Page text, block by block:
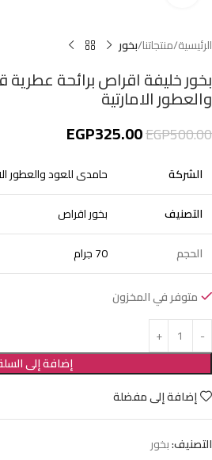
الرئيسية منتجاتنا بخور
بخور خليفة اقراص برائحة
والعطور الامارتية
EGP500.00
EGP325.00
الشركة
حامدى للعود والعطور
التصنيف
بخور اقراص
الحجم
70 جرام
متوفر في المخزون
إضافة إلى
إضافة إلى مفضلة
التصنيف:بخور